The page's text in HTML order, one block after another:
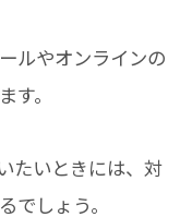
ルやオンラインの
。
たいときには、対
でしょう。